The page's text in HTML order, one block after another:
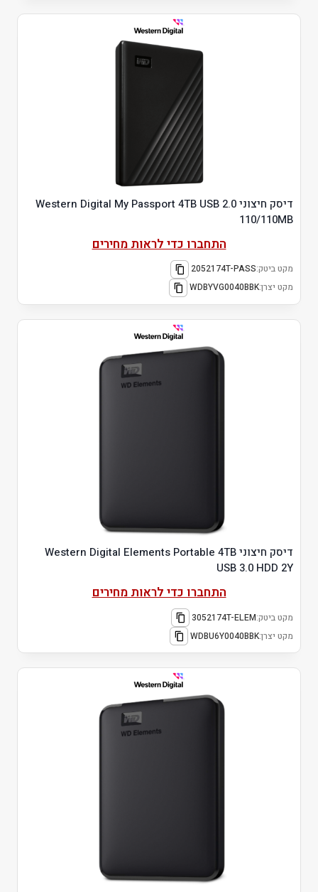
דיסק חיצוני Western Digital My Passport 4TB USB 2.0
110/110MB
התחברו כדי לראות מחירים
מקט ביטק:2052174T-PASS
מקט יצרן:WDBYVG0040BBK
דיסק חיצוני Western Digital Elements Portable 4TB
USB 3.0 HDD 2Y
התחברו כדי לראות מחירים
מקט ביטק:3052174T-ELEM
מקט יצרן:WDBU6Y0040BBK